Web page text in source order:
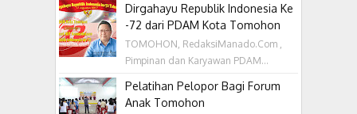
Dirgahayu Republik Indonesia Ke
-72 dari PDAM Kota Tomohon
TOMOHON, RedaksiManado.Com ,
Pimpinan dan Karyawan PDAM...
Pelatihan Pelopor Bagi Forum
Anak Tomohon